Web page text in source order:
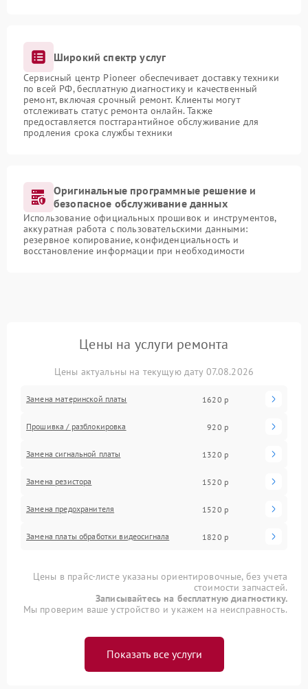
Широкий спектр услуг
Сервисный центр Pioneer обеспечивает доставку техники
по всей РФ, бесплатную диагностику и качественный
ремонт, включая срочный ремонт. Клиенты могут
отслеживать статус ремонта онлайн. Также
предоставляется постгарантийное обслуживание для
продления срока службы техники
Оригинальные программные решение и
безопасное обслуживание данных
Использование официальных прошивок и инструментов,
аккуратная работа с пользовательскими данными:
резервное копирование, конфиденциальность и
восстановление информации при необходимости
Цены на услуги ремонта
Цены актуальны на текущую дату 07.08.2026
Замена материнской платы 1620 р
Прошивка / разблокировка 920 р
Замена сигнальной платы 1320 р
Замена резистора 1520 р
Замена предохранителя 1520 р
Замена платы обработки видеосигнала 1820 р
Цены в прайс-листе указаны ориентировочные, без учета
стоимости запчастей.
Записывайтесь на бесплатную диагностику.
Мы проверим ваше устройство и укажем на неисправность.
Показать все услуги